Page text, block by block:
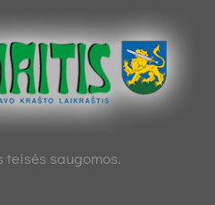
teisės saugomos.